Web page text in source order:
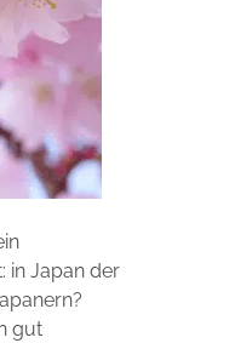
in Japan der
gut